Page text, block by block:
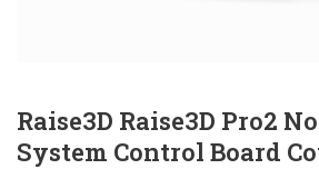
Raise3D Raise3D Pro2
System Control Board